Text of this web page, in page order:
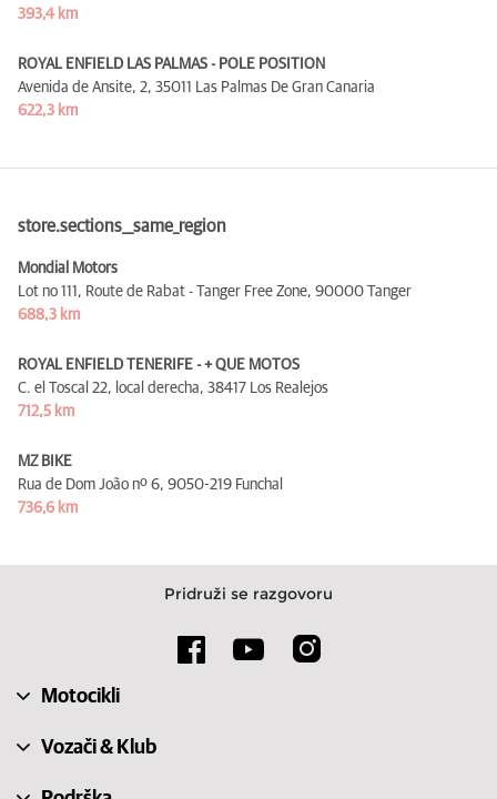
393,4 km
ROYAL ENFIELD LAS PALMAS - POLE POSITION
Avenida de Ansite, 2, 35011 Las Palmas De Gran Canaria
622,3 km
store.sections__same_region
Mondial Motors
Lot no 111, Route de Rabat - Tanger Free Zone, 90000 Tanger
688,3 km
ROYAL ENFIELD TENERIFE - + QUE MOTOS
C. el Toscal 22, local derecha, 38417 Los Realejos
712,5 km
MZ BIKE
Rua de Dom João nº 6, 9050-219 Funchal
736,6 km
Pridruži se razgovoru
Motocikli
Vozači & Klub